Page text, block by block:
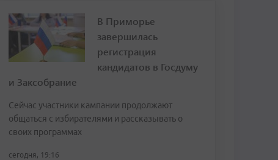
В Приморье
завершилась
регистрация
кандидатов в Госдуму
и Заксобрание
Сейчас участники кампании продолжают
общаться с избирателями и рассказывать о
своих программах
сегодня, 19:16